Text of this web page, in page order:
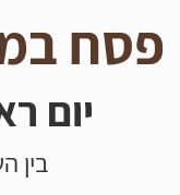
פסח
יום ראשון
בין